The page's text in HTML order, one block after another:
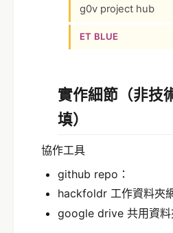
g0v project hub
ET BLUE
實作細節（非技
填）
協作工具
github repo：
hackfoldr 工作資料夾
google drive 共用資料